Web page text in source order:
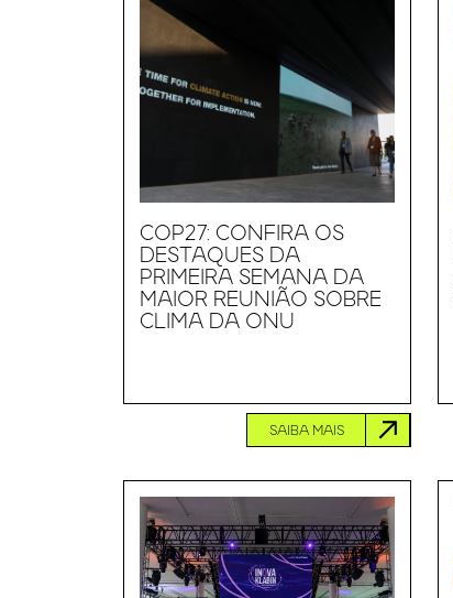
COP27: CONFIRA OS
DESTAQUES DA
PRIMEIRA SEMANA DA
MAIOR REUNIÃO SOBRE
CLIMA DA ONU
SAIBA MAIS